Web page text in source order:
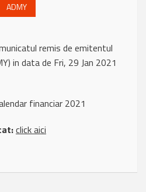
ADMY
remis de emitentul
in data de Fri, 29 Jan 2021
financiar 2021
click aici